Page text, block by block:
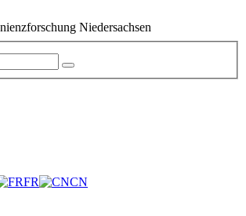
Niedersachsen
FR CN